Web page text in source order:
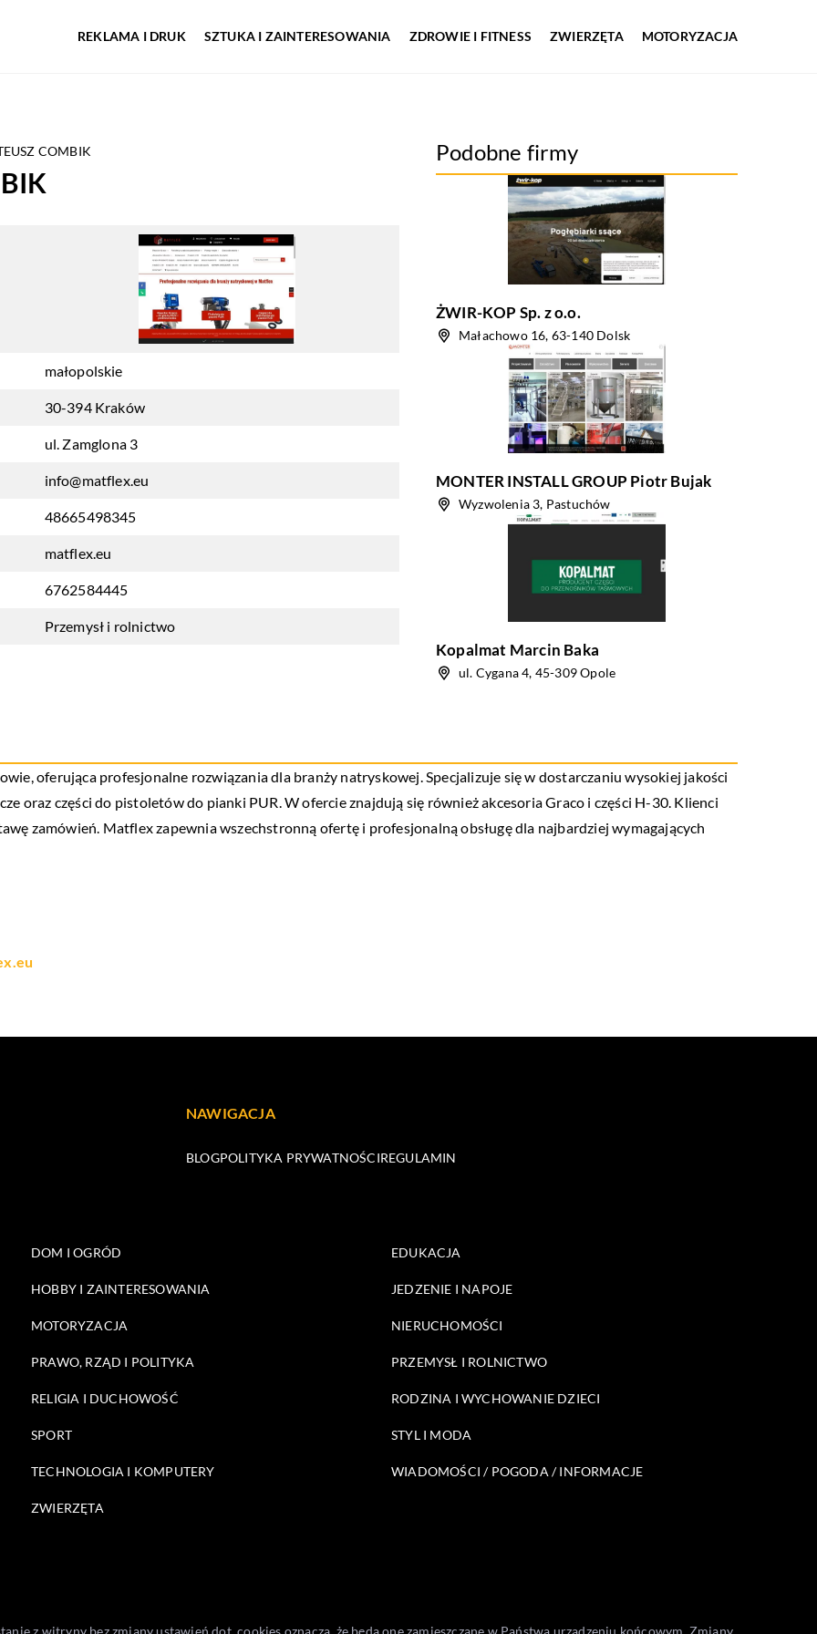
REKLAMA I DRUK SZTUKA I ZAINTERESOWANIA ZDROWIE I FITNESS ZWIERZĘTA MOTORYZACJA
COMBIK
małopolskie
30-394 Kraków
ul. Zamglona 3
info@matflex.eu
48665498345
matflex.eu
6762584445
Przemysł i rolnictwo
Podobne firmy
ŻWIR-KOP Sp. z o.o.
Małachowo 16, 63-140 Dolsk
MONTER INSTALL GROUP Piotr Bujak
Wyzwolenia 3, Pastuchów
Kopalmat Marcin Baka
ul. Cygana 4, 45-309 Opole
oferująca profesjonalne rozwiązania dla branży natryskowej. Specjalizuje się w dostarczaniu wysokiej jakości
oraz części do pistoletów do pianki PUR. W ofercie znajdują się również akcesoria Graco i części H-30. Klienci
zamówień. Matflex zapewnia wszechstronną ofertę i profesjonalną obsługę dla najbardziej wymagających
NAWIGACJA
BLOGPOLITYKA PRYWATNOŚCIREGULAMIN
DOM I OGRÓD EDUKACJA
HOBBY I ZAINTERESOWANIA JEDZENIE I NAPOJE
MOTORYZACJA NIERUCHOMOŚCI
PRAWO, RZĄD I POLITYKA PRZEMYSŁ I ROLNICTWO
RELIGIA I DUCHOWOŚĆ RODZINA I WYCHOWANIE DZIECI
SPORT STYL I MODA
TECHNOLOGIA I KOMPUTERY WIADOMOŚCI / POGODA / INFORMACJE
ZWIERZĘTA
z witryny bez zmiany ustawień dot. cookies oznacza, że będą one zamieszczane w Państwa urządzeniu końcowym. Zmiany